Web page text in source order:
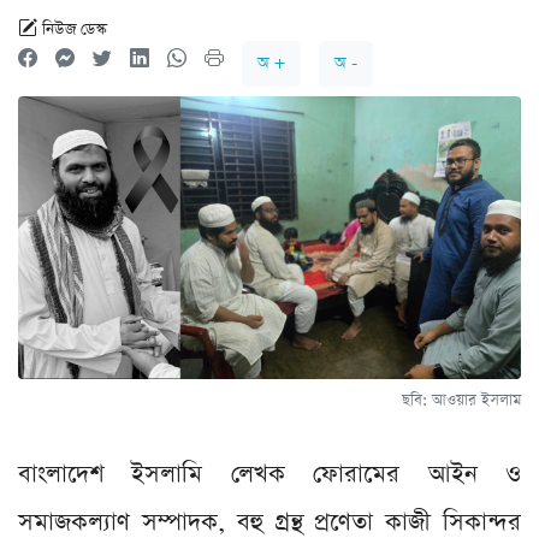
নিউজ ডেস্ক
অ +
অ -
ছবি: আওয়ার ইসলাম
বাংলাদেশ ইসলামি লেখক ফোরামের আইন ও
সমাজকল্যাণ সম্পাদক, বহু গ্রন্থ প্রণেতা কাজী সিকান্দর